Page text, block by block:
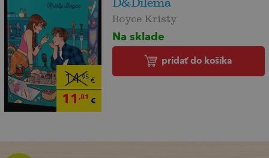
14,95€
11 ,81 €
D&Dilema
Boyce Kristy
Na sklade
pridať do košíka